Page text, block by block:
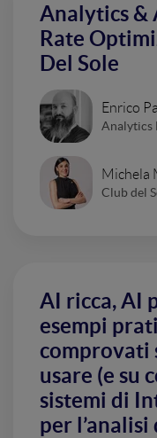
Analytics &
Rate
Del Sole
Enrico
Analytics
Michela
Club del
AI ricca, AI
esempi
comprovati
usare (e su
sistemi di
per l’analisi